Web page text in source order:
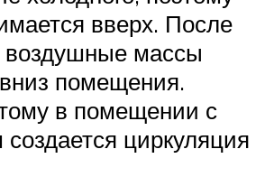
вверх. После
воздушные массы
помещения.
в помещении с
создается циркуляция